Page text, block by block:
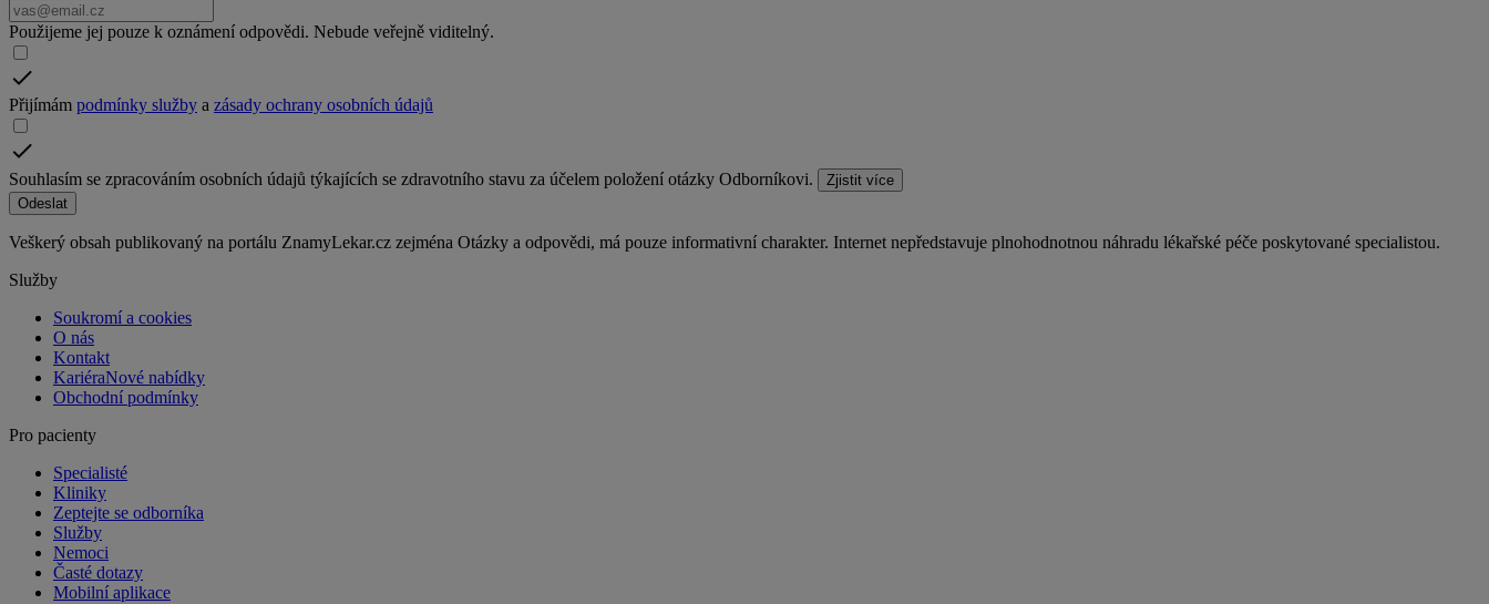
Použijeme jej pouze k oznámení odpovědi. Nebude veřejně viditelný.
Přijímám podmínky služby a zásady ochrany osobních údajů
Souhlasím se zpracováním osobních údajů týkajících se zdravotního stavu za účelem položení otázky Odborníkovi.
Zjistit více
Odeslat
Veškerý obsah publikovaný na portálu ZnamyLekar.cz zejména Otázky a odpovědi, má pouze informativní charakter. Internet nepředstavuje plnohodnotnou náhradu lékařské péče poskytované specialistou.
Služby
Soukromí a cookies
O nás
Kontakt
KariéraNové nabídky
Obchodní podmínky
Pro pacienty
Specialisté
Kliniky
Zeptejte se odborníka
Služby
Nemoci
Časté dotazy
Mobilní aplikace